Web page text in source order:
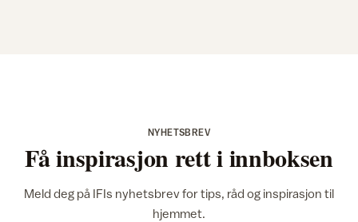
NYHETSBREV
Få inspirasjon rett i innboksen
Meld deg på IFIs nyhetsbrev for tips, råd og inspirasjon til
hjemmet.